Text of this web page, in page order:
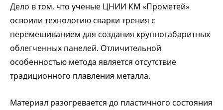
Дело в том, что ученые ЦНИИ КМ «Прометей»
освоили технологию сварки трения с
перемешиванием для создания крупногабаритных
облегченных панелей. Отличительной
особенностью метода является отсутствие
традиционного плавления металла.
Материал разогревается до пластичного состояния